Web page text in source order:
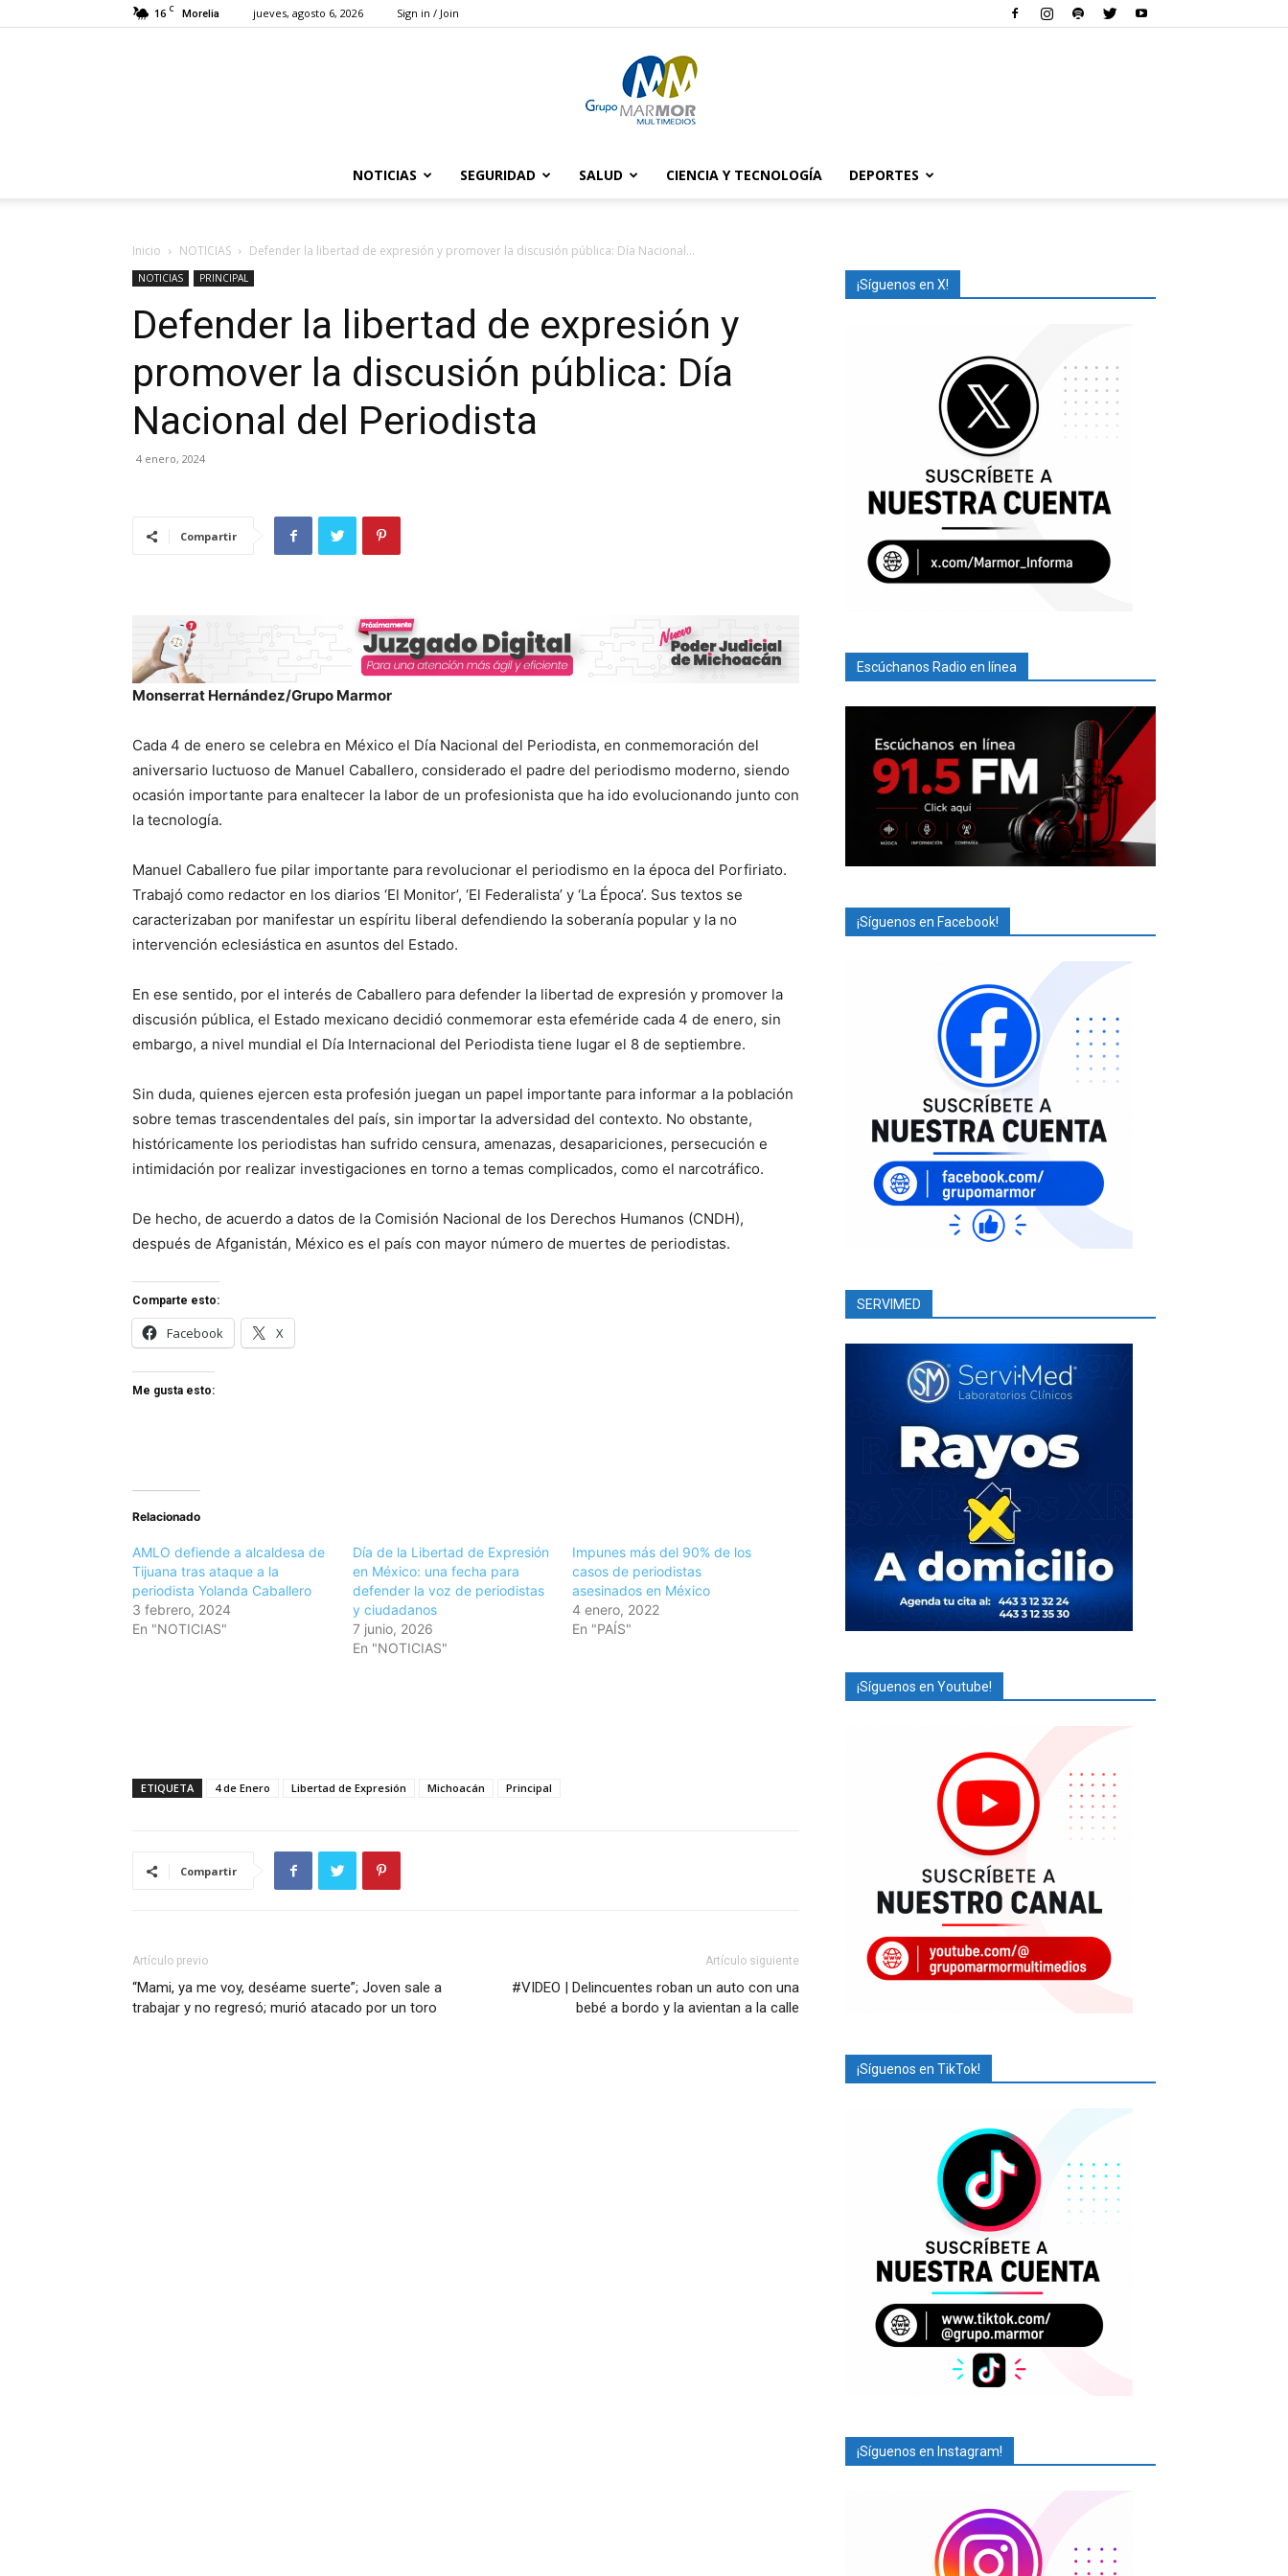
16 C Morelia jueves, agosto 6, 2026 Sign in / Join
Marmor
NOTICIAS SEGURIDAD SALUD CIENCIA Y TECNOLOGÍA DEPORTES
Inicio NOTICIAS Defender la libertad de expresión y promover la discusión pública: Día Nacional...
NOTICIAS PRINCIPAL
Defender la libertad de expresión y
promover la discusión pública: Día
Nacional del Periodista
4 enero, 2024
Compartir
Monserrat Hernández/Grupo Marmor
Cada 4 de enero se celebra en México el Día Nacional del Periodista, en conmemoración del
aniversario luctuoso de Manuel Caballero, considerado el padre del periodismo moderno, siendo
ocasión importante para enaltecer la labor de un profesionista que ha ido evolucionando junto con
la tecnología.
Manuel Caballero fue pilar importante para revolucionar el periodismo en la época del Porfiriato.
Trabajó como redactor en los diarios ‘El Monitor’, ‘El Federalista’ y ‘La Época’. Sus textos se
caracterizaban por manifestar un espíritu liberal defendiendo la soberanía popular y la no
intervención eclesiástica en asuntos del Estado.
En ese sentido, por el interés de Caballero para defender la libertad de expresión y promover la
discusión pública, el Estado mexicano decidió conmemorar esta efeméride cada 4 de enero, sin
embargo, a nivel mundial el Día Internacional del Periodista tiene lugar el 8 de septiembre.
Sin duda, quienes ejercen esta profesión juegan un papel importante para informar a la población
sobre temas trascendentales del país, sin importar la adversidad del contexto. No obstante,
históricamente los periodistas han sufrido censura, amenazas, desapariciones, persecución e
intimidación por realizar investigaciones en torno a temas complicados, como el narcotráfico.
De hecho, de acuerdo a datos de la Comisión Nacional de los Derechos Humanos (CNDH),
después de Afganistán, México es el país con mayor número de muertes de periodistas.
Comparte esto:
Facebook X
Me gusta esto:
Relacionado
AMLO defiende a alcaldesa de
Tijuana tras ataque a la
periodista Yolanda Caballero
3 febrero, 2024
En "NOTICIAS"
Día de la Libertad de Expresión
en México: una fecha para
defender la voz de periodistas
y ciudadanos
7 junio, 2026
En "NOTICIAS"
Impunes más del 90% de los
casos de periodistas
asesinados en México
4 enero, 2022
En "PAÍS"
ETIQUETA 4 de Enero Libertad de Expresión Michoacán Principal
Compartir
Artículo previo
“Mami, ya me voy, deséame suerte”; Joven sale a
trabajar y no regresó; murió atacado por un toro
Artículo siguiente
#VIDEO | Delincuentes roban un auto con una
bebé a bordo y la avientan a la calle
¡Síguenos en X!
Escúchanos Radio en línea
¡Síguenos en Facebook!
SERVIMED
¡Síguenos en Youtube!
¡Síguenos en TikTok!
¡Síguenos en Instagram!